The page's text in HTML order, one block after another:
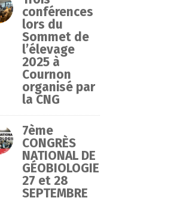
conférences
lors du
Sommet de
l’élevage
2025 à
Cournon
organisé par
la CNG
7ème
CONGRÈS
NATIONAL DE
GÉOBIOLOGIE
27 et 28
SEPTEMBRE